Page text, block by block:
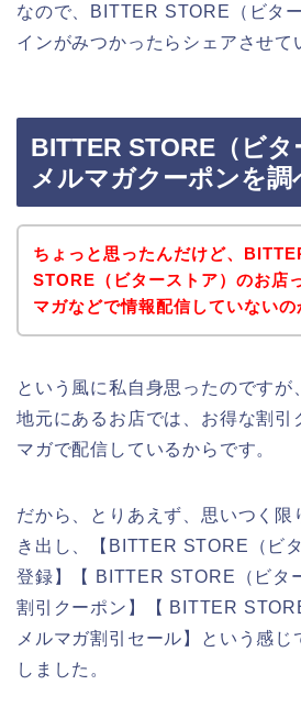
なので、BITTER STORE（ビタ
インがみつかったらシェアさせて
BITTER STORE（ビ
メルマガクーポンを調
ちょっと思ったんだけど、
STORE（ビターストア）のお店
マガなどで情報配信していないの
という風に私自身思ったのですが
地元にあるお店では、お得な割引
マガで配信しているからです。
だから、とりあえず、思いつく限
き出し、【BITTER STORE（ビ
登録】【 BITTER STORE（ビタ
割引クーポン】【 BITTER
メルマガ割引セール】という感じ
しました。